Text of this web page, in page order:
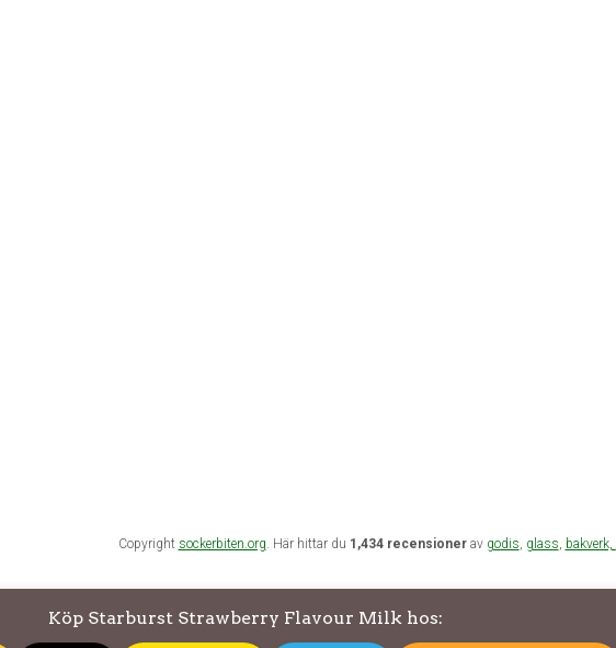
Köp Starburst Strawberry Flavour Milk hos:
Copyright sockerbiten.org. Här hittar du 1,434 recensionerav godis, glass, bakverk,